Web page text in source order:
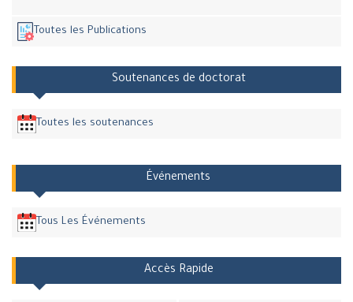
Toutes les Publications
Soutenances de doctorat
Toutes les soutenances
Événements
Tous Les Événements
Accès Rapide